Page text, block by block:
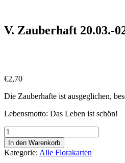
content
V. Zauberhaft 20.03.-
€2,70
Die Zauberhafte ist ausgeglichen,
Lebensmotto: Das Leben ist schön!
V.
Zauberhaft
20.03.-02.04.
Menge
In den Warenkorb
Kategorie: Alle Florakarten